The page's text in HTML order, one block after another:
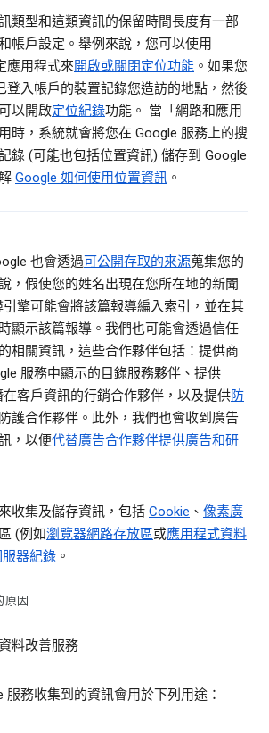
類型和這類資訊的保留時間長度有一部
帳戶設定。舉例來說，您可以使用
應用程式來開啟或關閉定位功能 。如果您
登入帳戶的裝置記錄您造訪的地點，然後
以開啟定位紀錄功能。 當「網路和應用
時，系統就會將您在 Google 服務上的搜
錄 (可能也包括位置資訊) 儲存到 Google
Google 如何使用位置資訊 。
也會透過可公開存取的來源蒐集您的
，假使您的姓名出現在您所在地的新聞
擎可能會將該篇報導編入索引，並在其
顯示該篇報導。我們也可能會透過信任
相關資訊，這些合作夥伴包括：提供商
服務中顯示的目錄服務夥伴、提供
客戶資訊的行銷合作夥伴，以及提供防
護合作夥伴。此外，我們也會收到廣告
，以便代替廣告合作夥伴提供廣告和研
收集及儲存資訊，包括 Cookie 、 像素廣
(例如瀏覽器網路存放區或應用程式資料
服器紀錄 。
原因
料改善服務
服務收集到的資訊會用於下列用途：